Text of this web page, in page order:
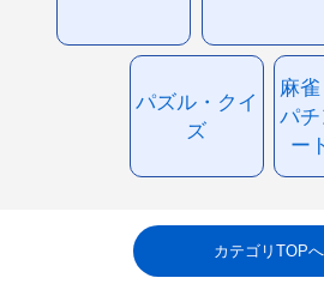
パズル・クイ
ズ
麻雀
パ
ー
カテゴリTOPへ